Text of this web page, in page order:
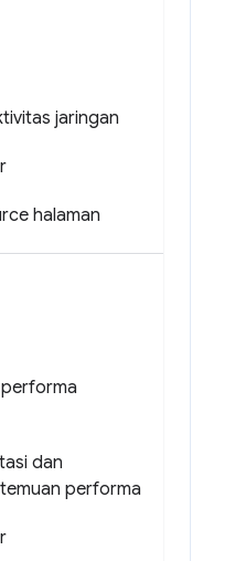
jaringan
halaman
dan
performa